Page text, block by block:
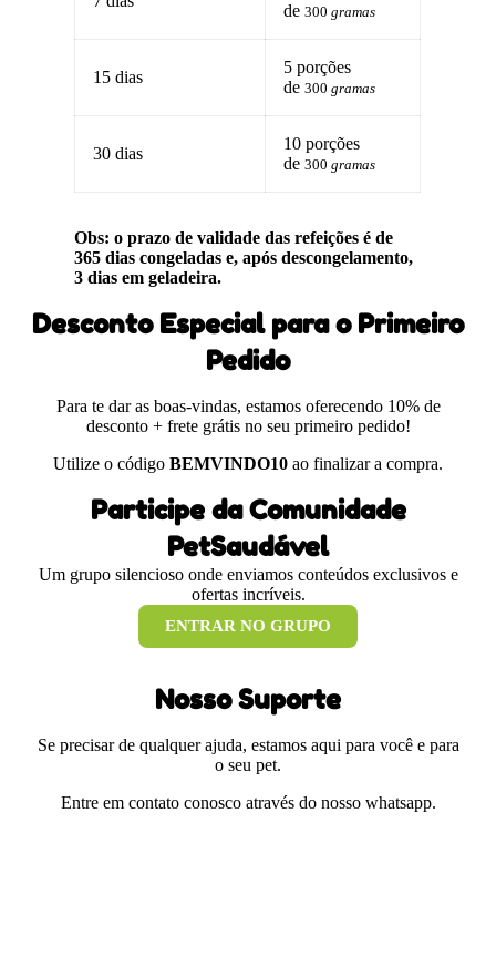
de300gramas
15 dias
5 porções
de300gramas
30 dias
10 porções
de300gramas
Obs: o prazo de validade das refeições é de
365 dias congeladas e, após descongelamento,
3 dias em geladeira.
Desconto Especial para o Primeiro
Pedido
Para te dar as boas-vindas, estamos oferecendo 10% de
desconto + frete grátis no seu primeiro pedido!
Utilize o código BEMVINDO10 ao finalizar a compra.
Participe da Comunidade
PetSaudável
Um grupo silencioso onde enviamos conteúdos exclusivos e
ofertas incríveis.
ENTRAR NO GRUPO
Nosso Suporte
Se precisar de qualquer ajuda, estamos aqui para você e para
o seu pet.
Entre em contato conosco através do nosso whatsapp.